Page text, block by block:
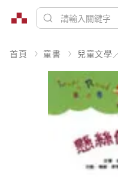
首頁 童書 兒童文學